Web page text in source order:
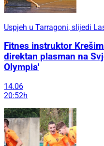
Uspjeh u Tarragoni, slijedi
Fitnes instruktor
direktan plasman na
Olympia'
14.06
20:52h